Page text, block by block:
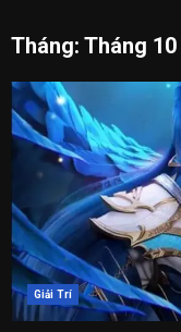
Tháng: Tháng
Giải Trí